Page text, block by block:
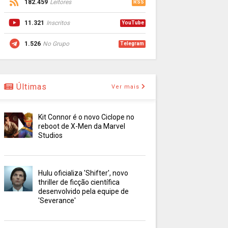
182.459 Leitores RSS
11.321 Inscritos YouTube
1.526 No Grupo Telegram
Últimas Ver mais
Kit Connor é o novo Ciclope no
reboot de X-Men da Marvel
Studios
Hulu oficializa 'Shifter', novo
thriller de ficção científica
desenvolvido pela equipe de
'Severance'